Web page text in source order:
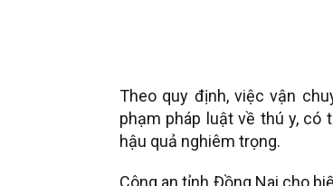
Theo quy định, việc vận
phạm pháp luật về thú y, có
hậu quả nghiêm trọng.
Công an tỉnh Đồng Nai cho